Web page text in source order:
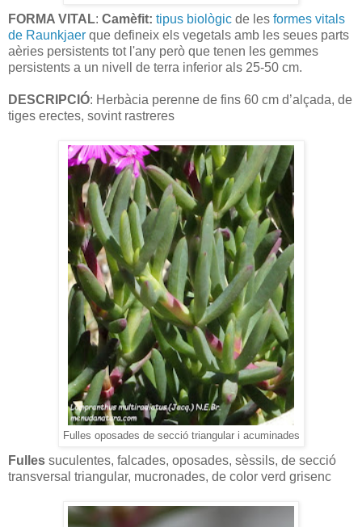
FORMA VITAL: Camèfit: tipus biològic de les formes vitals
de Raunkjaer que defineix els vegetals amb les seues parts
aèries persistents tot l'any però que tenen les gemmes
persistents a un nivell de terra inferior als 25-50 cm.
DESCRIPCIÓ: Herbàcia perenne de fins 60 cm d’alçada, de
tiges erectes, sovint rastreres
Fulles oposades de secció triangular i acuminades
Fulles suculentes, falcades, oposades, sèssils, de secció
transversal triangular, mucronades, de color verd grisenc